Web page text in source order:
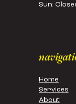
Home
Services
About
Sun: